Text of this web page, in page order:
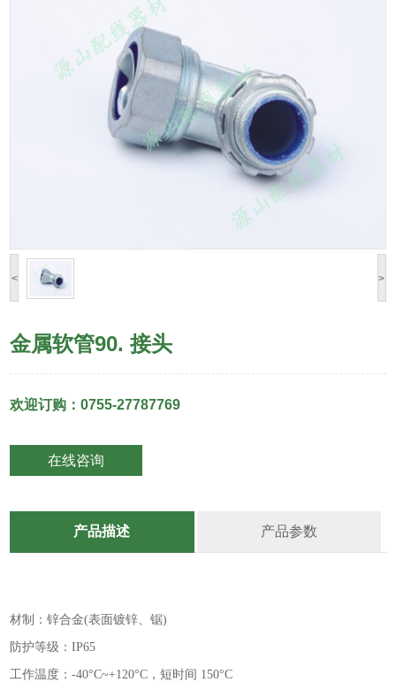
< >
金属软管90. 接头
欢迎订购：0755-27787769
在线咨询
产品描述 产品参数
材制：锌合金(表面镀锌、锯)
防护等级：IP65
工作温度：-40°C~+120°C，短时间 150°C